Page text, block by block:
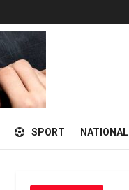
SPORT NATIONAL